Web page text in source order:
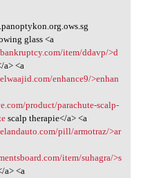
glass <a
item/ddavp/>d
a> <a
enhance9/>enhan
product/parachute-scalp-
scalp therapie</a> <a
pill/armotraz/>ar
item/suhagra/>s
a> <a